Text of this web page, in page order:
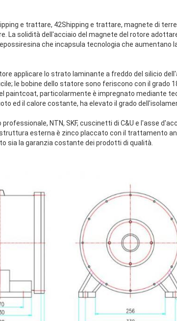
e trattare, 42Shipping e trattare, magnete di terre
La solidità dell'acciaio del magnete del rotore
che incapsula tecnologia che aumentano
applicare lo strato laminante a freddo del silicio
le bobine dello statore sono feriscono con il grado
paintcoat, particolarmente è impregnato mediante
ed il calore costante, ha elevato il grado
NTN, SKF, cuscinetti di C&U e l'asse
esterna è zinco placcato con il trattamento
sia la garanzia costante dei prodotti di qualità.